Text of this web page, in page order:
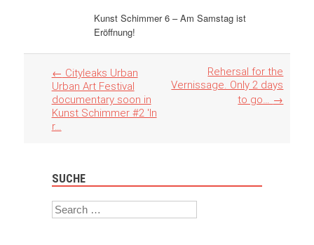
Kunst Schimmer 6 – Am Samstag ist
Eröffnung!
Artikel
Navigation
← Cityleaks Urban
Urban Art Festival
documentary soon in
Kunst Schimmer #2 'In
r…
Rehersal for the
Vernissage. Only 2 days
to go… →
SUCHE
Search